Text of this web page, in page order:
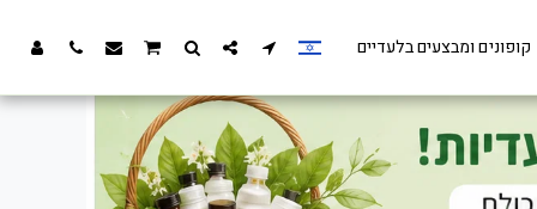
קופונים ומבצעים בלעדיים